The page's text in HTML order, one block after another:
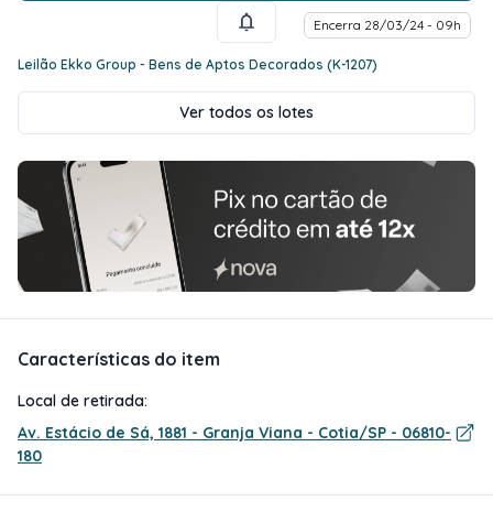
Encerra 28/03/24 - 09h
Leilão Ekko Group - Bens de Aptos Decorados (K-1207)
Ver todos os lotes
Características do item
Local de retirada:
Av. Estácio de Sá, 1881 - Granja Viana - Cotia/SP - 06810-
180